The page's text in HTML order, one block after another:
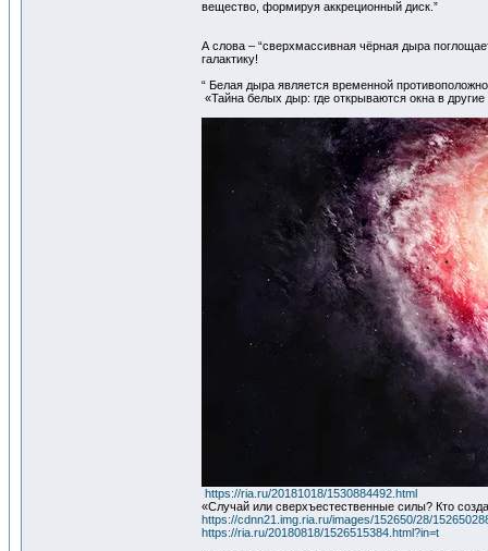
вещество, формируя аккреционный диск.”
А слова – “сверхмассивная чёрная дыра
галактику!
“ Белая дыра является временной
«Тайна белых дыр: где открываются окна в
https://ria.ru/20181018/1530884492.html
«Случай или сверхъестественные силы? Кто
https://cdnn21.img.ria.ru/images/152650/28/
https://ria.ru/20180818/1526515384.html?in=t